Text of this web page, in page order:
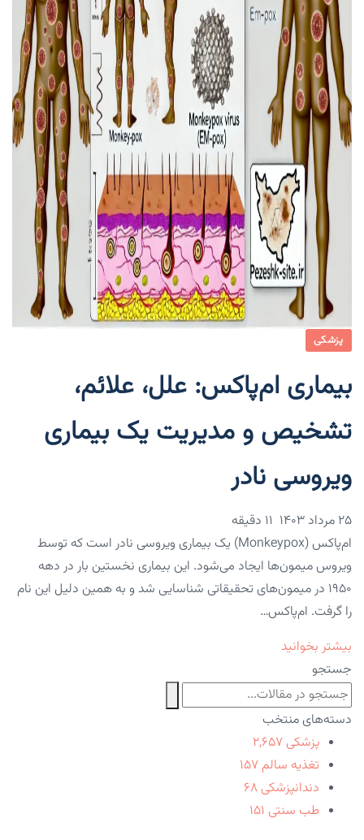
پزشکی
بیماری ام‌پاکس: علل، علائم،
تشخیص و مدیریت یک بیماری
ویروسی نادر
۲۵ مرداد ۱۴۰۳
ام‌پاکس (Monkeypox) یک بیماری ویروسی نادر است که توسط
ویروس میمون‌ها ایجاد می‌شود. این بیماری نخستین بار در دهه
۱۹۵۰ در میمون‌های تحقیقاتی شناسایی شد و به همین دلیل این نام
را گرفت. ام‌پاکس…
بیشتر بخوانید
جستجو
دسته‌های منتخب
پزشکی ۲,۶۵۷
تغذیه سالم ۱۵۷
دندانپزشکی ۶۸
طب سنتی ۱۵۱